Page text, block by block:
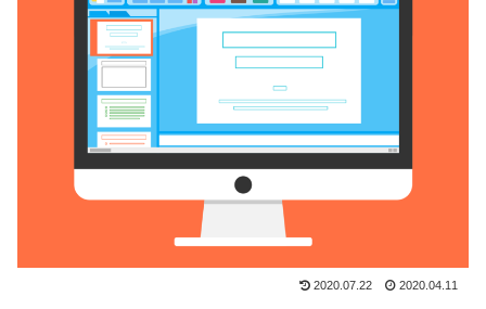
2020.07.22 2020.04.11